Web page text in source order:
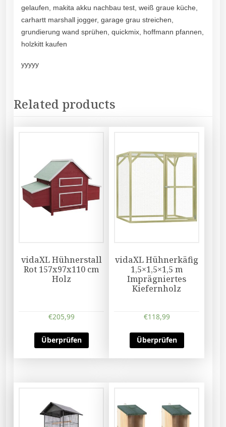
gelaufen, makita akku nachbau test, weiß graue küche,
carhartt marshall jogger, garage grau streichen,
grundierung wand sprühen, quickmix, hoffmann pfannen,
holzkitt kaufen
yyyyy
Related products
vidaXL Hühnerstall
Rot 157x97x110 cm
Holz
€205,99
Überprüfen
vidaXL Hühnerkäfig
1,5×1,5×1,5 m
Imprägniertes
Kiefernholz
€118,99
Überprüfen